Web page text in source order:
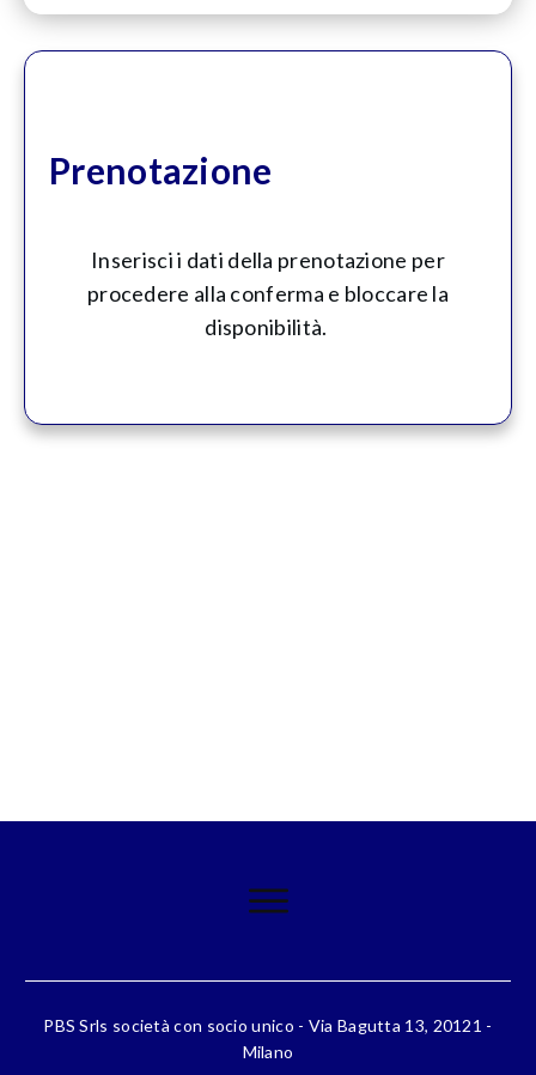
Prenotazione
Inserisci i dati della prenotazione per
procedere alla conferma e bloccare la
disponibilità.
PBS Srls società con socio unico - Via Bagutta 13, 20121 -
Milano